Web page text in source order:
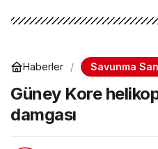
Haberler Savunma
Güney Kore
damgası